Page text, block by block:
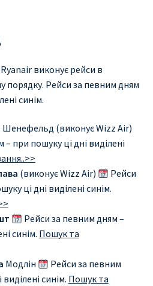
виконує рейси в
порядку. Рейси за певним дням
синім.
Шенефельд (виконує Wizz Air)
при пошуку ці дні виділені
(виконує Wizz Air)
Рейси
ці дні виділені синім.
Рейси за певним дням –
синім. Пошук та
Модлін
Рейси за певним
синім. Пошук та